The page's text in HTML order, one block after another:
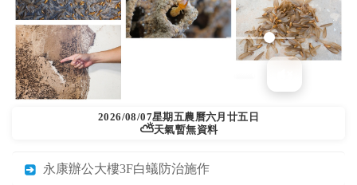
2026/08/07星期五農曆六月廿五日
⛅天氣暫無資料
永康辦公大樓3F白蟻防治施作